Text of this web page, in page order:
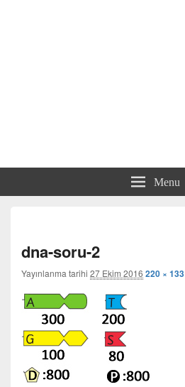
Menu
dna-soru-2
Yayınlanma tarihi 27 Ekim 2016 220 × 133